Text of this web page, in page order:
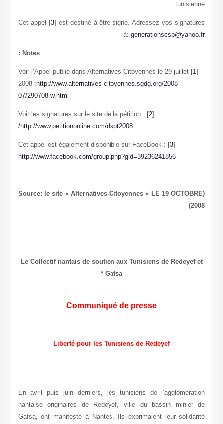
tunisienne.
Cet appel [3] est destiné à être signé. Adressez vos signatures
à:generationscsp@yahoo.fr
Notes :
[
1
] Voir l’Appel publié dans Alternatives Citoyennes le 29 juillet
2008 : http://www.alternatives-citoyennes.sgdg.org/2008-
07/290708-w.html
[
2
] Voir les signatures sur le site de la pétition :
http://www.petitiononline.com/dspt2008/
[
3
] Cet appel est également disponible sur FaceBook :
http://www.facebook.com/group.php?gid=39236241856
(Source: le site « Alternatives-Citoyennes » LE 19 OCTOBRE
2008)
Le Collectif nantais de soutien aux Tunisiens de Redeyef et
Gafsa *
Communiqué de presse
Liberté pour les Tunisiens de Redeyef
En avril puis juin derniers, les tunisiens de l’agglomération
nantaise originaires de Redeyef, ville du bassin minier de
Gafsa, ont manifesté à Nantes. Ils exprimaient leur solidarité